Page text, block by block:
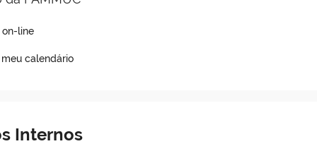
on-line
calendário
Internos